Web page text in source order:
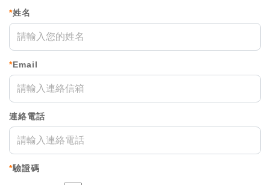
*姓名
*Email
連絡電話
*驗證碼